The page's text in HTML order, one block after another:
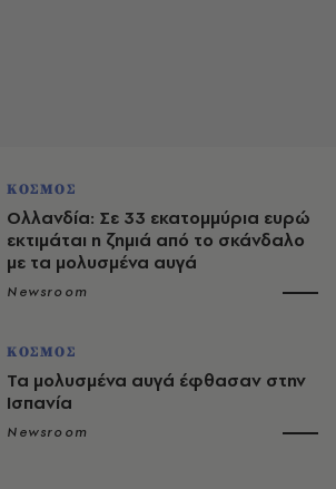
ΚΟΣΜΟΣ
Ολλανδία: Σε 33 εκατομμύρια ευρώ
εκτιμάται η ζημιά από το σκάνδαλο
με τα μολυσμένα αυγά
Newsroom
ΚΟΣΜΟΣ
Τα μολυσμένα αυγά έφθασαν στην
Ισπανία
Newsroom